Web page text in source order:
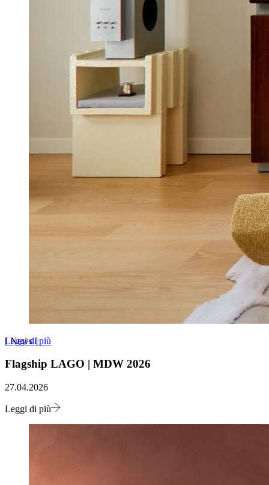
Leggi di più
[News]
Flagship LAGO | MDW 2026
27.04.2026
Leggi di più